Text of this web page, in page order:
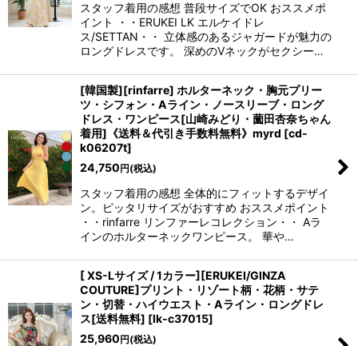
スタッフ着用の感想 普段サイズでOK おススメポ
イント ・・ERUKEI LK エルケイドレ
ス/SETTAN・・ 立体感のあるジャガードが魅力の
ロングドレスです。 深めのVネックがセクシー…
[韓国製][rinfarre] ホルターネック・胸元プリー
ツ・シフォン・Aライン・ノースリーブ・ロング
ドレス・ワンピース[山崎みどり・薗田杏奈ちゃん
着用]《送料＆代引き手数料無料》myrd [cd-
k06207t]
24,750円(税込)
スタッフ着用の感想 全体的にフィットするデザイ
ン。ピッタリサイズがおすすめ おススメポイント
・・rinfarre リンファーレコレクション・・ Aラ
インのホルターネックワンピース。 華や…
[ XS-Lサイズ / 1カラー][ERUKEI/GINZA
COUTURE]プリント・リゾート柄・花柄・サテ
ン・切替・ハイウエスト・Aライン・ロングドレ
ス[送料無料] [lk-c37015]
25,960円(税込)